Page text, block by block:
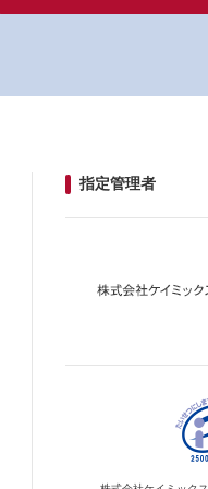
指定管理者